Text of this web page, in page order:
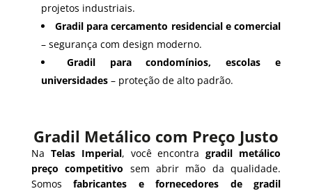
projetos industriais.
Gradil para cercamento residencial e comercial
– segurança com design moderno.
Gradil para condomínios, escolas e
universidades– proteção de alto padrão.
Gradil Metálico com Preço Justo
Na Telas Imperial, você encontragradil metálico
preço competitivo sem abrir mão da qualidade.
Somosfabricantes e fornecedores de gradil